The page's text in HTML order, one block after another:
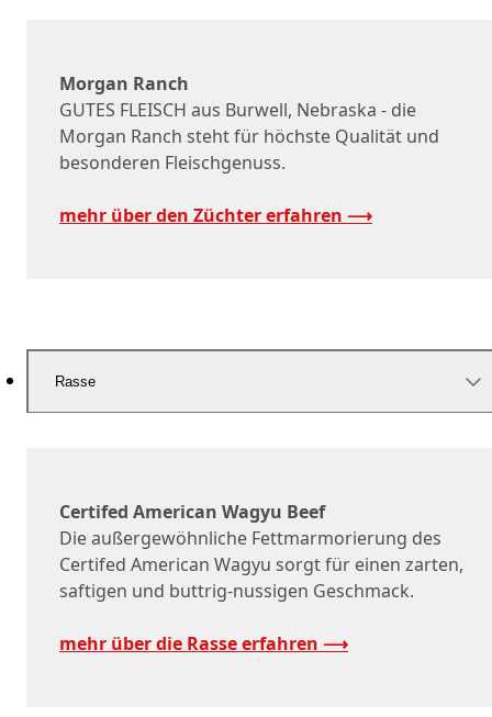
Morgan Ranch
GUTES FLEISCH aus Burwell, Nebraska - die
Morgan Ranch steht für höchste Qualität und
besonderen Fleischgenuss.
mehr über den Züchter erfahren ⟶
Rasse
Certifed American Wagyu Beef
Die außergewöhnliche Fettmarmorierung des
Certifed American Wagyu sorgt für einen zarten,
saftigen und buttrig-nussigen Geschmack.
mehr über die Rasse erfahren ⟶